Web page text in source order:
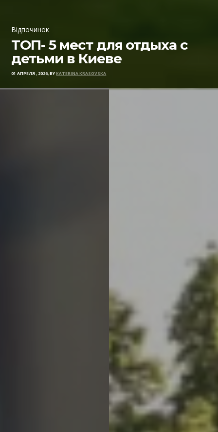
Відпочинок
ТОП- 5 мест для отдыха с
детьми в Киеве
01 АПРЕЛЯ , 2026, BYKATERINA KRASOVSKA